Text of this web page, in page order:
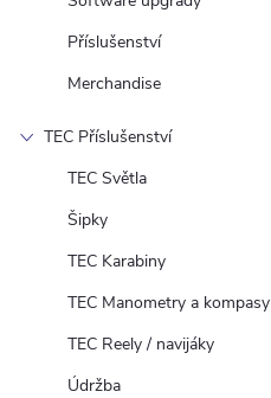
Příslušenství
Merchandise
TEC Příslušenství
TEC Světla
Šipky
TEC Karabiny
TEC Manometry a kompasy
TEC Reely / navijáky
Údržba